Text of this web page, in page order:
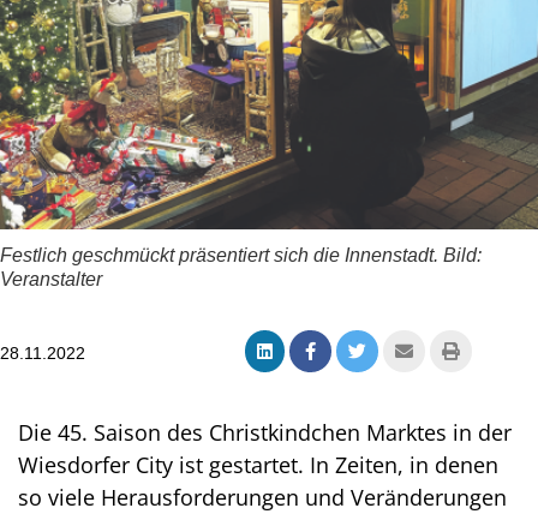
Festlich geschmückt präsentiert sich die Innenstadt. Bild:
Veranstalter
28.11.2022
Die 45. Saison des Christkindchen Marktes in der
Wiesdorfer City ist gestartet. In Zeiten, in denen
so viele Herausforderungen und Veränderungen